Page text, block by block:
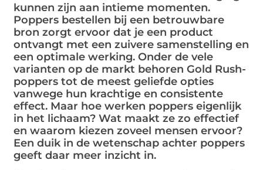
kunnen zijn aan intieme momenten.
Poppers bestellen bij een betrouwbare
bron zorgt ervoor dat je een product
ontvangt met een zuivere samenstelling en
een optimale werking. Onder de vele
varianten op de markt behoren Gold Rush-
poppers tot de meest geliefde opties
vanwege hun krachtige en consistente
effect. Maar hoe werken poppers eigenlijk
in het lichaam? Wat maakt ze zo effectief
en waarom kiezen zoveel mensen ervoor?
Een duik in de wetenschap achter poppers
geeft daar meer inzicht in.